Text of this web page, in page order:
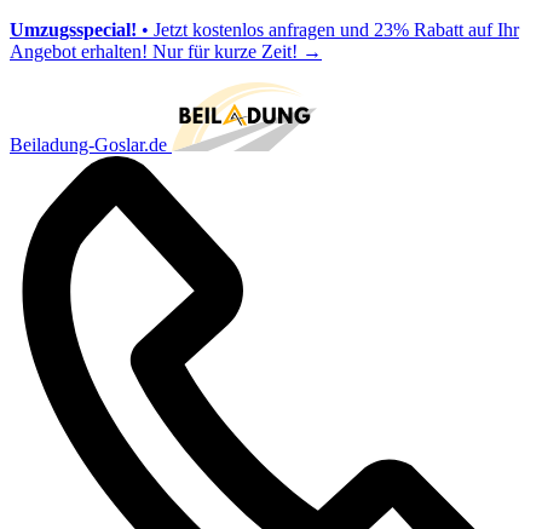
Umzugsspecial! • Jetzt kostenlos anfragen und 23% Rabatt auf Ihr
Angebot erhalten! Nur für kurze Zeit! →
Beiladung-Goslar.de